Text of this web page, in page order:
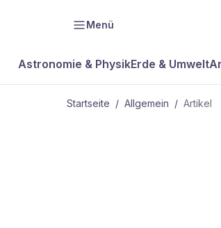
Menü
Astronomie & PhysikErde & Umwelt
Startseite / Allgemein / Artikel